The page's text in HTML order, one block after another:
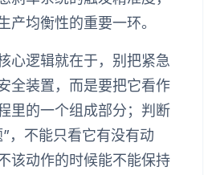
产均衡性的重要一环。
心逻辑就在于，别把紧急
全装置，而是要把它看作
里的一个组成部分；判断
，不能只看它有没有动
该动作的时候能不能保持